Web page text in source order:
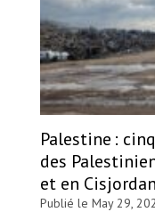
Palestine :
des
et en
Publié le May 29,